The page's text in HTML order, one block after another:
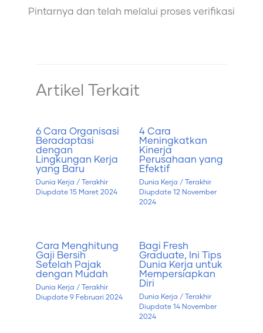
Pintarnya dan telah melalui proses verifikasi
Artikel Terkait
6 Cara Organisasi
Beradaptasi
dengan
Lingkungan Kerja
yang Baru
Dunia Kerja / Terakhir
Diupdate 15 Maret 2024
4 Cara
Meningkatkan
Kinerja
Perusahaan yang
Efektif
Dunia Kerja / Terakhir
Diupdate12 November
2024
Cara Menghitung
Gaji Bersih
Setelah Pajak
dengan Mudah
Dunia Kerja / Terakhir
Diupdate 9 Februari 2024
Bagi Fresh
Graduate, Ini Tips
Dunia Kerja untuk
Mempersiapkan
Diri
Dunia Kerja / Terakhir
Diupdate14 November
2024